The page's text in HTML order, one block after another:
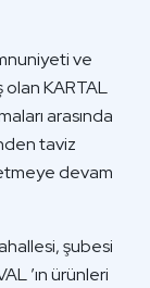
ve
KARTAL
arasında
taviz
devam
şubesi
’ın ürünleri